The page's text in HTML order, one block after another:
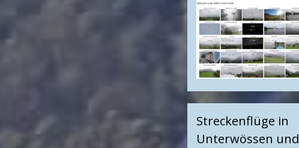
Streckenflüge in
Unterwössen und